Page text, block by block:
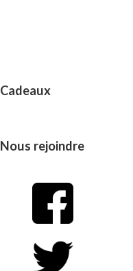
Cadeaux
Nous rejoindre